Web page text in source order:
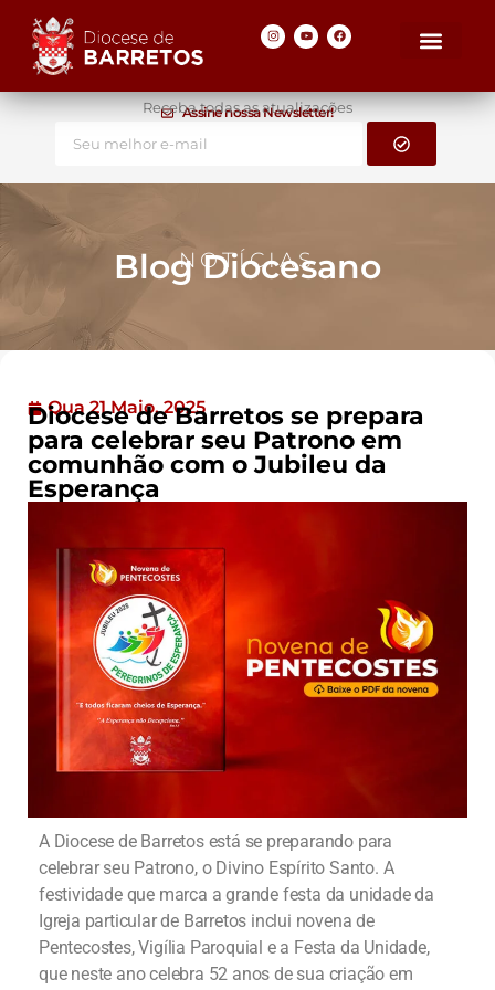
Assine nossa Newsletter!
Receba todas as atualizações
NOTÍCIAS
Blog Diocesano
Qua 21 Maio, 2025
Diocese de Barretos se prepara
para celebrar seu Patrono em
comunhão com o Jubileu da
Esperança
A Diocese de Barretos está se preparando para
celebrar seu Patrono, o Divino Espírito Santo. A
festividade que marca a grande festa da unidade da
Igreja particular de Barretos inclui novena de
Pentecostes, Vigília Paroquial e a Festa da Unidade,
que neste ano celebra 52 anos de sua criação em